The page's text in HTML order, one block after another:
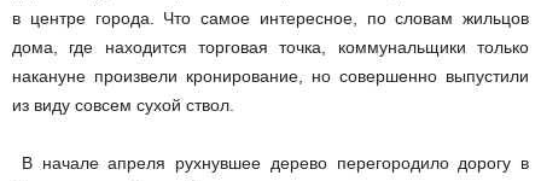
в центре города. Что самое интересное, по словам жильцов
дома, где находится торговая точка, коммунальщики только
накануне произвели кронирование, но совершенно выпустили
из виду совсем сухой ствол.
В начале апреля рухнувшее дерево перегородило дорогу в